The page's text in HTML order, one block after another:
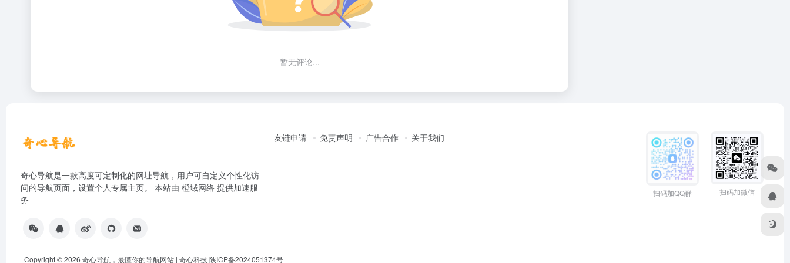
暂无评论...
奇心导航是一款高度可定制化的网址导航，用户可自定义个性化访
问的导航页面，设置个人专属主页。 本站由 橙域网络 提供加速服
务
友链申请 免责声明 广告合作 关于我们
扫码加QQ群 扫码加微信
Copyright © 2026 奇心导航，最懂你的导航网站 | 奇心科技陕ICP备2024051374号